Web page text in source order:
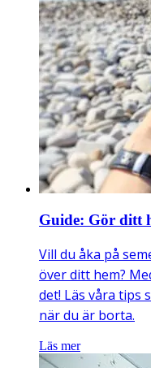
Guide: Gör ditt
Vill du åka på
över ditt hem?
det! Läs våra tips
när du är borta.
Läs mer